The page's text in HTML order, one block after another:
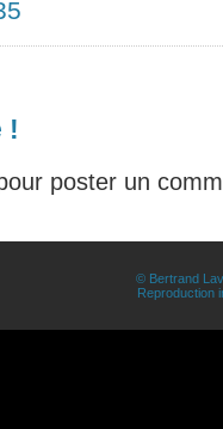
!
poster un
© Bertrand
Reproduction